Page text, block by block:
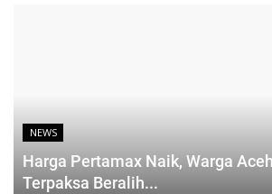
NEWS
Harga Pertamax Naik, Warga
Terpaksa Beralih...